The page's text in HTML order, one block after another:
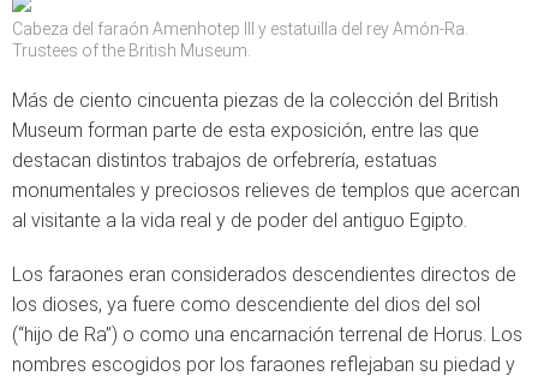
Cabeza del faraón Amenhotep III y estatuilla del rey Amón-Ra.
Trustees of the British Museum.
Más de ciento cincuenta piezas de la colección del British
Museum forman parte de esta exposición, entre las que
destacan distintos trabajos de orfebrería, estatuas
monumentales y preciosos relieves de templos que acercan
al visitante a la vida real y de poder del antiguo Egipto.
Los faraones eran considerados descendientes directos de
los dioses, ya fuere como descendiente del dios del sol
(“hijo de Ra”) o como una encarnación terrenal de Horus. Los
nombres escogidos por los faraones reflejaban su piedad y